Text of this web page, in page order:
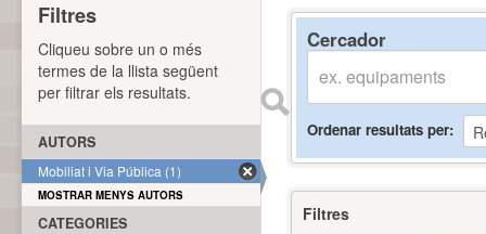
Cercador
Ordenar resultats per
Filtres
Filtres
Cliqueu sobre un o més
termes de la llista següent
per filtrar els resultats.
AUTORS
Mobiliat i Via Pública (1)
MOSTRAR MENYS AUTORS
CATEGORIES